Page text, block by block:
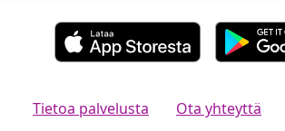
Tietoa palvelusta Ota yhteyttä